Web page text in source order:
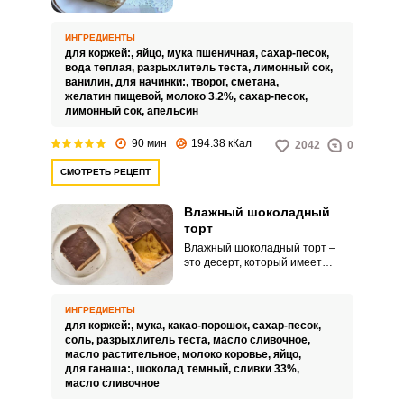
времени, но десерт получается
замечательный.
ИНГРЕДИЕНТЫ
для коржей:, яйцо, мука пшеничная, сахар-песок,
вода теплая, разрыхлитель теста, лимонный сок,
ванилин, для начинки:, творог, сметана,
желатин пищевой, молоко 3.2%, сахар-песок,
лимонный сок, апельсин
90 мин 194.38 кКал 2042 0
СМОТРЕТЬ РЕЦЕПТ
Влажный шоколадный
торт
Влажный шоколадный торт –
это десерт, который имеет
рассыпчатых шоколадных
бисквитов.Вот несколько причин,
по которым влажный
шоколадный торт так
популярен:Он
ИНГРЕДИЕНТЫ
для коржей:, мука, какао-порошок, сахар-песок,
соль, разрыхлитель теста, масло сливочное,
масло растительное, молоко коровье, яйцо,
для ганаша:, шоколад темный, сливки 33%,
масло сливочное